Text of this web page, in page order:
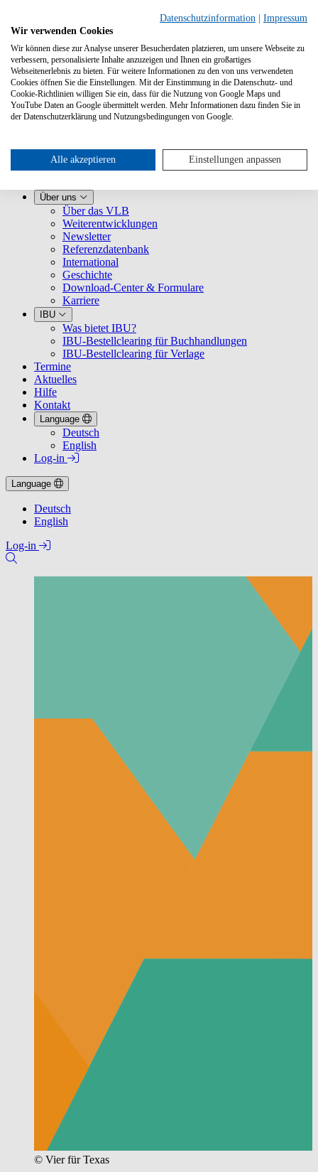
Leistungen
VLB kennenlernen
Für Selfpublisher
Für Dienstleister
Über uns
Über das VLB
Weiterentwicklungen
Newsletter
Referenzdatenbank
International
Geschichte
Download-Center & Formulare
Karriere
IBU
Was bietet IBU?
IBU-Bestellclearing für Buchhandlungen
IBU-Bestellclearing für Verlage
Termine
Aktuelles
Hilfe
Kontakt
Language
Deutsch
English
Log-in
Language
Deutsch
English
Log-in
© Vier für Texas
Datenschutzinformation
Impressum
Wir verwenden Cookies
Wir können diese zur Analyse unserer Besucherdaten platzieren, um unsere Webseite zu
verbessern, personalisierte Inhalte anzuzeigen und Ihnen ein großartiges
Webseitenerlebnis zu bieten. Für weitere Informationen zu den von uns verwendeten
Cookies öffnen Sie die Einstellungen. Mit der Einstimmung in die Datenschutz- und
Cookie-Richtlinien willigen Sie ein, dass für die Nutzung von Google Maps und
YouTube Daten an Google übermittelt werden. Mehr Informationen dazu finden Sie in
der Datenschutzerklärung und Nutzungsbedingungen von Google.
Alle akzeptieren Einstellungen anpassen